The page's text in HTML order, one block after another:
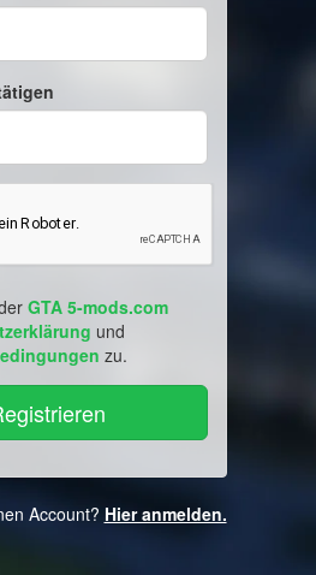
GTA 5-mods.com
und
zu.
Account? Hier anmelden.